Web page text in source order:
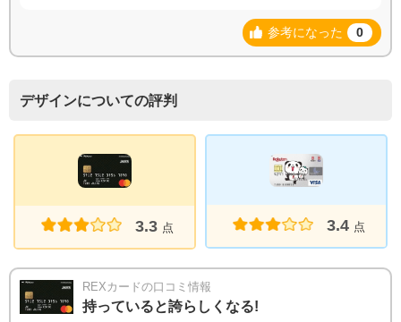
参考になった 0
デザインについての評判
3.3 点 3.4 点
REXカードの口コミ情報
持っていると誇らしくなる!